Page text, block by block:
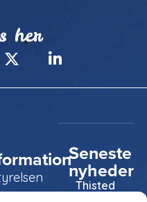
her
Seneste
nyheder
Thisted